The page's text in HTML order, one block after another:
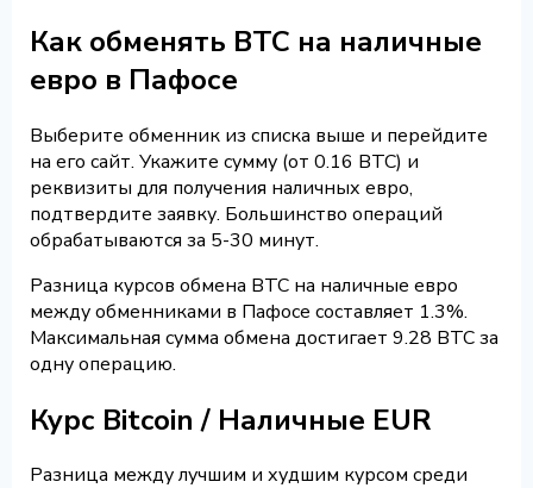
Как обменять BTC на наличные
евро в Пафосе
Выберите обменник из списка выше и перейдите
на его сайт. Укажите сумму (от 0.16 BTC) и
реквизиты для получения наличных евро,
подтвердите заявку. Большинство операций
обрабатываются за 5-30 минут.
Разница курсов обмена BTC на наличные евро
между обменниками в Пафосе составляет 1.3%.
Максимальная сумма обмена достигает 9.28 BTC за
одну операцию.
Курс Bitcoin / Наличные EUR
Разница между лучшим и худшим курсом среди